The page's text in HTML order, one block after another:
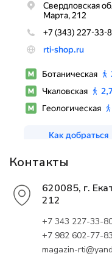
Контакты
620085, г.
212
+7 343 227-33-
+7 982 602-77-83
magazin-